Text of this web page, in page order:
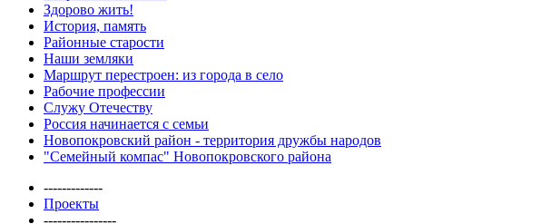
Здорово жить!
История, память
Районные старости
Наши земляки
Маршрут перестроен: из города в село
Рабочие профессии
Служу Отечеству
Россия начинается с семьи
Новопокровский район - территория дружбы народов
"Семейный компас" Новопокровского района
-------------
Проекты
----------------